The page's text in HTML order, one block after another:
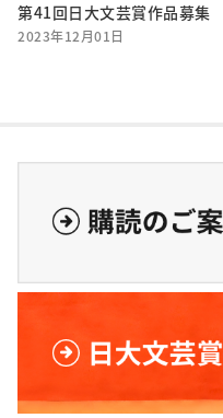
第41回日大文芸賞作品募集
2023年12月01日